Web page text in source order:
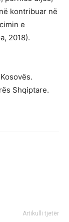
kontribuar në
e
2018).
Shqiptare.
Artikulli tjetër